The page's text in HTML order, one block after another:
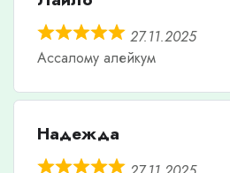
27.11.2025
Ассалому алейкум
Надежда